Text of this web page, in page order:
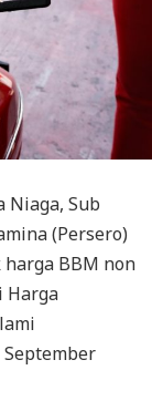
Niaga, Sub
(Persero)
BBM non
Harga